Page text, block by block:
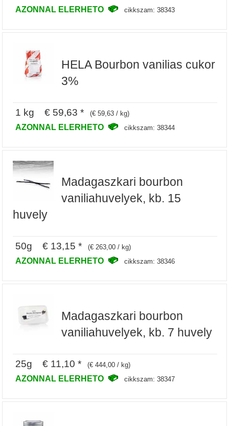
AZONNAL ELERHETO cikkszam: 38343
HELA Bourbon vanilias cukor
3%
1 kg € 59,63 * (€ 59,63 / kg)
AZONNAL ELERHETO cikkszam: 38344
Madagaszkari bourbon
vaniliahuvelyek, kb. 15
huvely
50g € 13,15 * (€ 263,00 / kg)
AZONNAL ELERHETO cikkszam: 38346
Madagaszkari bourbon
vaniliahuvelyek, kb. 7 huvely
25g € 11,10 * (€ 444,00 / kg)
AZONNAL ELERHETO cikkszam: 38347